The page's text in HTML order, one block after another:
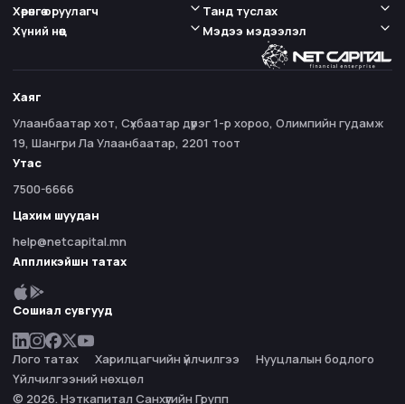
Хөрөнгө оруулагч
Хүний нөөц
Танд туслах
Мэдээ мэдээлэл
Хаяг
Улаанбаатар хот, Сүхбаатар дүүрэг 1-р хороо, Олимпийн гудамж
19, Шангри Ла Улаанбаатар, 2201 тоот
Утас
7500-6666
Цахим шуудан
help@netcapital.mn
Аппликэйшн татах
Сошиал сувгууд
Лого татах Харилцагчийн үйлчилгээ
Нууцлалын бодлого
Үйлчилгээний нөхцөл
© 2026. Нэткапитал Санхүүгийн Групп